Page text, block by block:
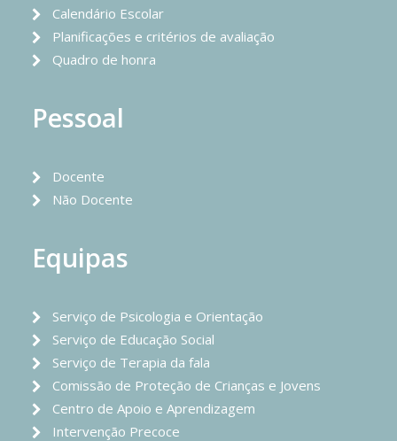
Calendário Escolar
Planificações e critérios de avaliação
Quadro de honra
Pessoal
Docente
Não Docente
Equipas
Serviço de Psicologia e Orientação
Serviço de Educação Social
Serviço de Terapia da fala
Comissão de Proteção de Crianças e Jovens
Centro de Apoio e Aprendizagem
Intervenção Precoce